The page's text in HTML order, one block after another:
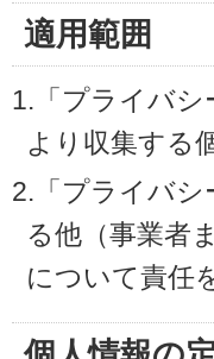
適用範囲
1.「プライバ
より収集する
2.「プライバ
る他（事業者
について責任